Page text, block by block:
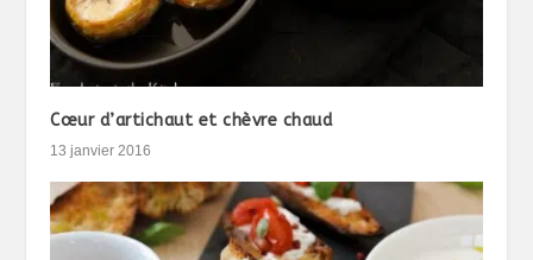
Cœur d’artichaut et chèvre chaud
13 janvier 2016